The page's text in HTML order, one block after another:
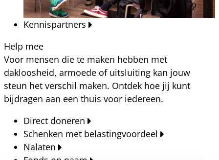
Kennispartners
Help mee
Voor mensen die te maken hebben met
dakloosheid, armoede of uitsluiting kan jouw
steun het verschil maken. Ontdek hoe jij kunt
bijdragen aan een thuis voor iedereen.
Direct doneren
Schenken met belastingvoordeel
Nalaten